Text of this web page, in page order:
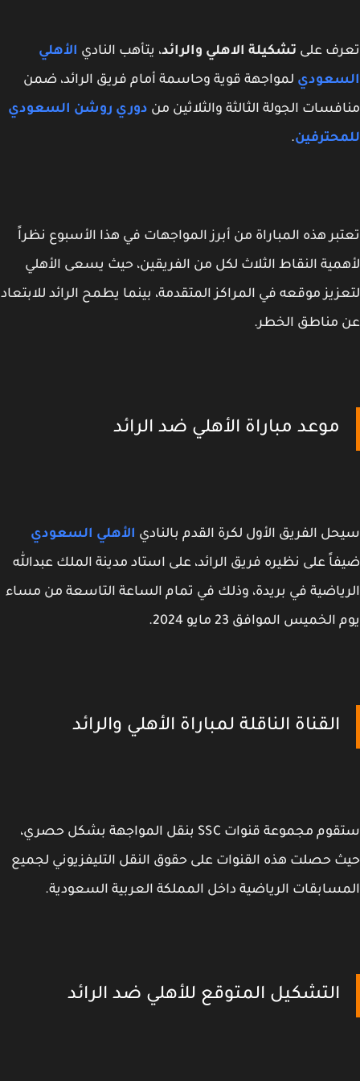
علىتشكيلة الاهلي والرائد،يتأهب الناديالأهلي
لمواجهة قوية وحاسمة أمام فريق الرائد، ضمن
الجولة الثالثة والثلاثين مندوري روشن السعودي
.
هذه المباراة من أبرز المواجهات في هذا الأسبوع نظراً
النقاط الثلاث لكل من الفريقين، حيث يسعى الأهلي
موقعه في المراكز المتقدمة، بينما يطمح الرائد للابتعاد
مناطق الخطر.
موعد مباراة الأهلي ضد الرائد
الفريق الأول لكرة القدم بالناديالأهلي السعودي
على نظيره فريق الرائد، على استاد مدينة الملك عبدالله
في بريدة، وذلك في تمام الساعة التاسعة من مساء
الموافق 23 مايو 2024.
القناة الناقلة لمباراة الأهلي والرائد
ستقوم مجموعة قنوات SSC بنقل المواجهة بشكل حصري،
حصلت هذه القنوات على حقوق النقل التليفزيوني لجميع
الرياضية داخل المملكة العربية السعودية.
التشكيل المتوقع للأهلي ضد الرائد